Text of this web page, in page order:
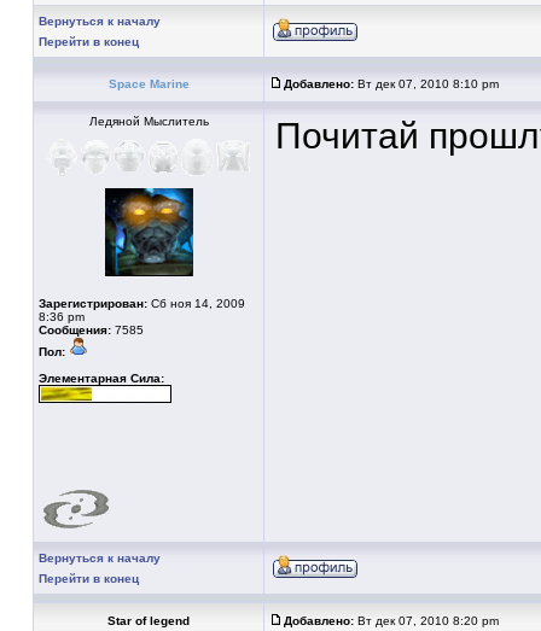
Вернуться к началу
Перейти в конец
Space Marine Добавлено: Вт дек 07, 2010 8:10 pm
Ледяной Мыслитель
Зарегистрирован: Сб ноя 14, 2009
8:36 pm
Сообщения: 7585
Пол:
Элементарная Сила:
Почитай
Вернуться к началу
Перейти в конец
Star of legend Добавлено: Вт дек 07, 2010 8:20 pm